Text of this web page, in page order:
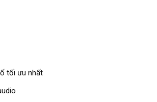
tối ưu nhất